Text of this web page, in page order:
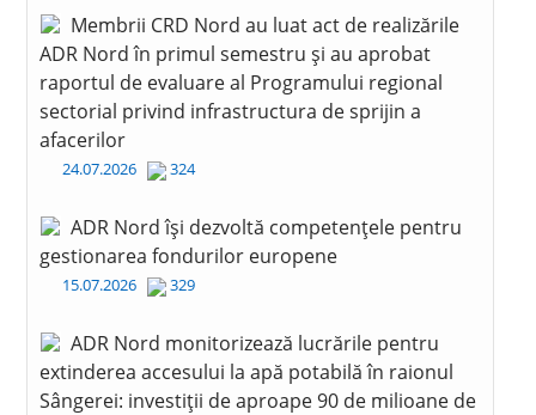
Membrii CRD Nord au luat act de realizările
ADR Nord în primul semestru și au aprobat
raportul de evaluare al Programului regional
sectorial privind infrastructura de sprijin a
afacerilor
24.07.2026 324
ADR Nord își dezvoltă competențele pentru
gestionarea fondurilor europene
15.07.2026 329
ADR Nord monitorizează lucrările pentru
extinderea accesului la apă potabilă în raionul
Sângerei: investiții de aproape 90 de milioane de